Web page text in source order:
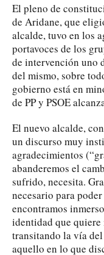
El pleno de
de Aridane, que
alcalde, tuvo en los
portavoces de los
de intervención uno
del mismo, sobre
gobierno está en
de PP y PSOE
El nuevo alcalde,
un discurso muy
agradecimientos
abanderemos el
sufrido, necesita.
necesario para
encontramos
identidad que quiere
transitando la vía
aquello en lo que